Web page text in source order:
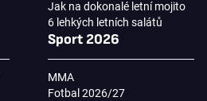
Jak na dokonalé letní mojito
6 lehkých letních salátů
Sport 2026
MMA
Fotbal 2026/27